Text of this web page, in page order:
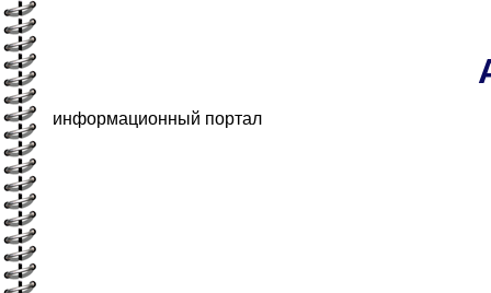
информационный портал